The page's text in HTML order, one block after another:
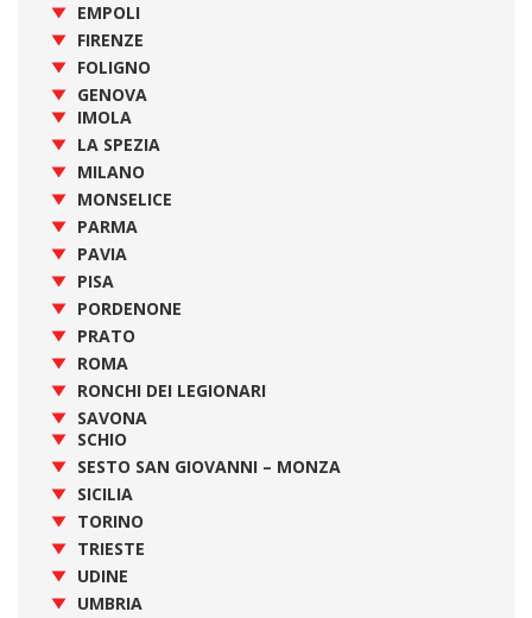
EMPOLI
FIRENZE
FOLIGNO
GENOVA
IMOLA
LA SPEZIA
MILANO
MONSELICE
PARMA
PAVIA
PISA
PORDENONE
PRATO
ROMA
RONCHI DEI LEGIONARI
SAVONA
SCHIO
SESTO SAN GIOVANNI – MONZA
SICILIA
TORINO
TRIESTE
UDINE
UMBRIA